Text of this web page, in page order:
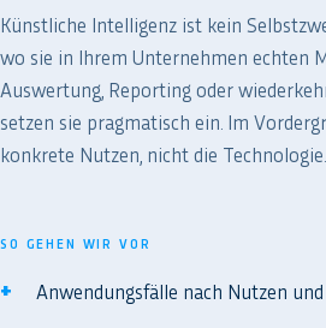
Künstliche Intelligenz ist kein
wo sie in Ihrem Unternehmen echten
Auswertung, Reporting oder
setzen sie pragmatisch ein. Im
konkrete Nutzen, nicht die Technologie.
SO GEHEN WIR VOR
Anwendungsfälle nach Nutzen